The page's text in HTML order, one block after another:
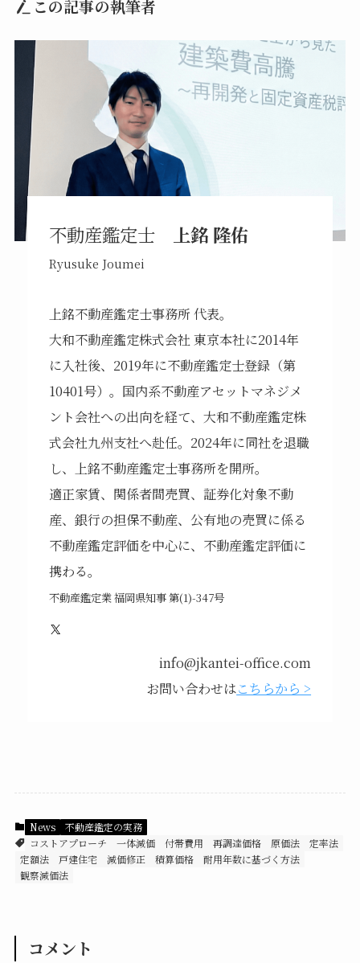
この記事の執筆者
不動産鑑定士 上銘 隆佑
Ryusuke Joumei
上銘不動産鑑定士事務所 代表。
大和不動産鑑定株式会社 東京本社に2014年
に入社後、2019年に不動産鑑定士登録（第
10401号）。国内系不動産アセットマネジメ
ント会社への出向を経て、大和不動産鑑定株
式会社九州支社へ赴任。2024年に同社を退職
し、上銘不動産鑑定士事務所を開所。
適正家賃、関係者間売買、証券化対象不動
産、銀行の担保不動産、公有地の売買に係る
不動産鑑定評価を中心に、不動産鑑定評価に
携わる。
不動産鑑定業 福岡県知事 第(1)-347号
X
info@jkantei-office.com
お問い合わせはこちらから >
News
不動産鑑定の実務
コストアプローチ
一体減価 付帯費用 再調達価格 原価法
定率法
定額法
戸建住宅 減価修正 積算価格
耐用年数に基づく方法
観察減価法
コメント